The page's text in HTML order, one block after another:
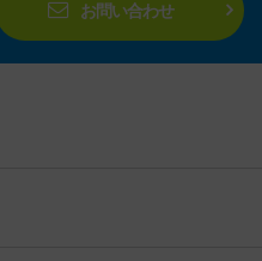
お問い合わせ